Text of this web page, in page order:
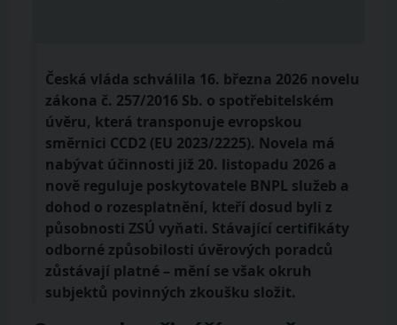
Česká vláda schválila 16. března 2026 novelu
zákona č. 257/2016 Sb. o spotřebitelském
úvěru, která transponuje evropskou
směrnici CCD2 (EU 2023/2225). Novela má
nabývat účinnosti již 20. listopadu 2026 a
nově reguluje poskytovatele BNPL služeb a
dohod o rozesplatnění, kteří dosud byli z
působnosti ZSÚ vyňati. Stávající certifikáty
odborné způsobilosti úvěrových poradců
zůstávají platné – mění se však okruh
subjektů povinných zkoušku složit.